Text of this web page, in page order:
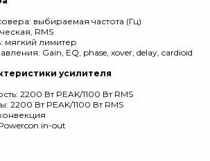
выбираемая частота (Гц)
RMS
мягкий лимитер
Gain, EQ, phase, xover, delay, cardioid
усилителя
2200 Вт PEAK/1100 Вт RMS
2200 Вт PEAK/1100 Вт RMS
in-out